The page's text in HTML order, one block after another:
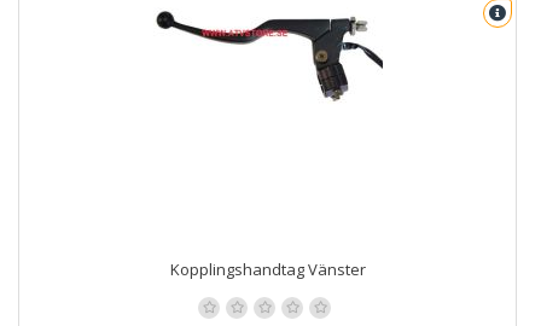
Kopplingshandtag Vänster